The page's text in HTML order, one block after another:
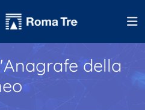
della